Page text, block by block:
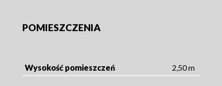
POMIESZCZENIA
Wysokość pomieszczeń 2,50 m